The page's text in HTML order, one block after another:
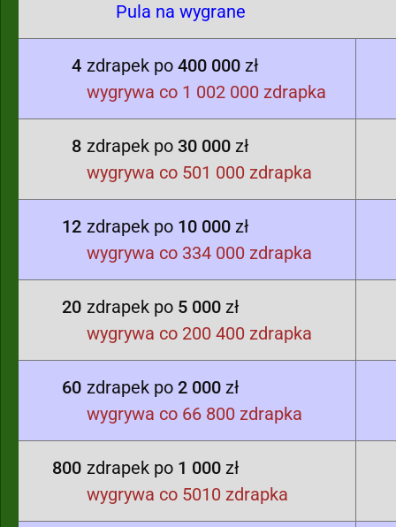
Pula na wygrane
4 zdrapek po 400 000 zł
wygrywa co 1 002 000 zdrapka
8 zdrapek po 30 000 zł
wygrywa co 501 000 zdrapka
12 zdrapek po 10 000 zł
wygrywa co 334 000 zdrapka
20 zdrapek po 5 000 zł
wygrywa co 200 400 zdrapka
60 zdrapek po 2 000 zł
wygrywa co 66 800 zdrapka
800 zdrapek po 1 000 zł
wygrywa co 5010 zdrapka